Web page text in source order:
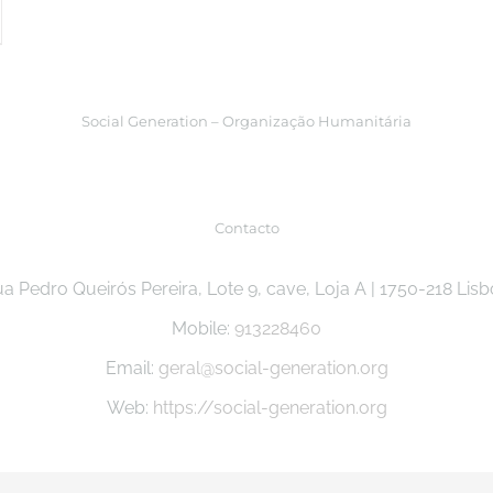
Social Generation – Organização Humanitária
Contacto
Pedro Queirós Pereira, Lote 9, cave, Loja A | 1750-218
Mobile: 913228460
Email: geral@social-generation.org
Web: https://social-generation.org